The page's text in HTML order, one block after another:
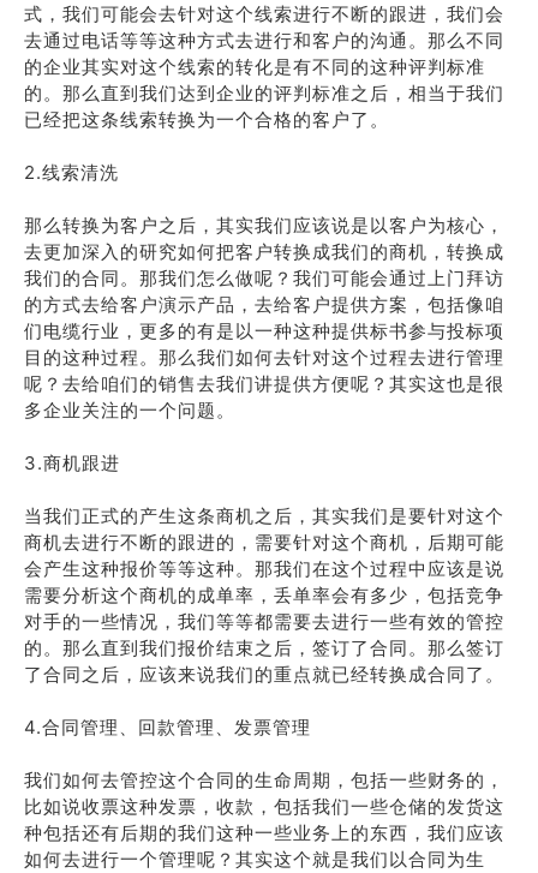
式，我们可能会去针对这个线索进行不断的跟进，我们会
去通过电话等等这种方式去进行和客户的沟通。那么不同
的企业其实对这个线索的转化是有不同的这种评判标准
的。那么直到我们达到企业的评判标准之后，相当于我们
已经把这条线索转换为一个合格的客户了。
2.线索清洗
那么转换为客户之后，其实我们应该说是以客户为核心，
去更加深入的研究如何把客户转换成我们的商机，转换成
我们的合同。那我们怎么做呢？我们可能会通过上门拜访
的方式去给客户演示产品，去给客户提供方案，包括像咱
们电缆行业，更多的有是以一种这种提供标书参与投标项
目的这种过程。那么我们如何去针对这个过程去进行管理
呢？去给咱们的销售去我们讲提供方便呢？其实这也是很
多企业关注的一个问题。
3.商机跟进
当我们正式的产生这条商机之后，其实我们是要针对这个
商机去进行不断的跟进的，需要针对这个商机，后期可能
会产生这种报价等等这种。那我们在这个过程中应该是说
需要分析这个商机的成单率，丢单率会有多少，包括竞争
对手的一些情况，我们等等都需要去进行一些有效的管控
的。那么直到我们报价结束之后，签订了合同。那么签订
了合同之后，应该来说我们的重点就已经转换成合同了。
4.合同管理、回款管理、发票管理
我们如何去管控这个合同的生命周期，包括一些财务的，
比如说收票这种发票，收款，包括我们一些仓储的发货这
种包括还有后期的我们这种一些业务上的东西，我们应该
如何去进行一个管理呢？其实这个就是我们以合同为生